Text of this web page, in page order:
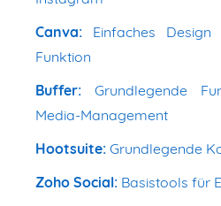
Canva: Einfaches
Funktion
Buffer: Grundlegende
Media-Management
Hootsuite: Grundlegende
Zoho Social: Basistools für